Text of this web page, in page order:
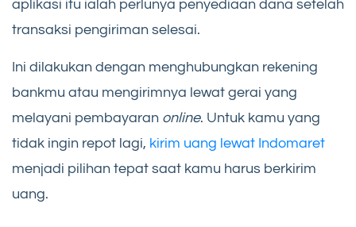
aplikasi itu ialah perlunya penyediaan dana setelah
transaksi pengiriman selesai.
Ini dilakukan dengan menghubungkan rekening
bankmu atau mengirimnya lewat gerai yang
melayani pembayaran online. Untuk kamu yang
tidak ingin repot lagi, kirim uang lewat Indomaret
menjadi pilihan tepat saat kamu harus berkirim
uang.